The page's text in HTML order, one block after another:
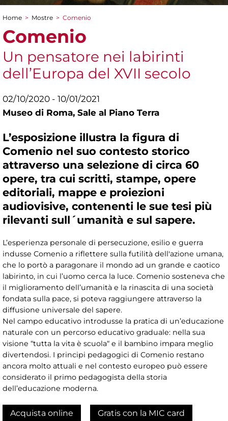
Tu sei qui
Home > Mostre > Comenio
Comenio
Un pensatore nei labirinti
dell’Europa del XVII secolo
02/10/2020 - 10/01/2021
Museo di Roma, Sale al Piano Terra
L’esposizione illustra la figura di
Comenio nel suo contesto storico
attraverso una selezione di circa 60
opere, tra cui scritti, stampe, opere
editoriali, mappe e proiezioni
audiovisive, contenenti le sue tesi più
rilevanti sull´umanità e sul sapere.
L’esperienza personale di persecuzione, esilio e guerra
indusse Comenio a riflettere sulla futilità dell'azione umana,
che lo portò a paragonare il mondo ad un grande e caotico
labirinto, in cui l’uomo cerca la luce. Comenio sosteneva che
il miglioramento dell’umanità e la rinascita di una società
fondata sulla pace, si poteva raggiungere attraverso la
diffusione universale del sapere.
Nel campo educativo introdusse la pratica di un’educazione
naturale con un percorso educativo graduale: nella sua
visione “tutta la vita è scuola“ e il bambino impara meglio
divertendosi. I principi pedagogici di Comenio restano
ancora molto attuali e nel contesto europeo può essere
considerato il primo pedagogista della storia
dell’educazione moderna.
Acquista online Gratis con la MIC card